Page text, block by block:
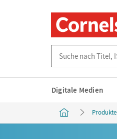
Digitale Medien
Produkte